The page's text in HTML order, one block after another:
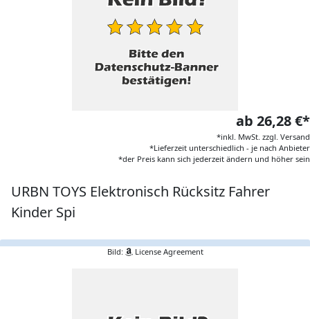
ab 26,28 €*
*inkl. MwSt. zzgl. Versand
*Lieferzeit unterschiedlich - je nach Anbieter
*der Preis kann sich jederzeit ändern und höher sein
URBN TOYS Elektronisch Rücksitz Fahrer
Kinder Spi
Bild: License Agreement